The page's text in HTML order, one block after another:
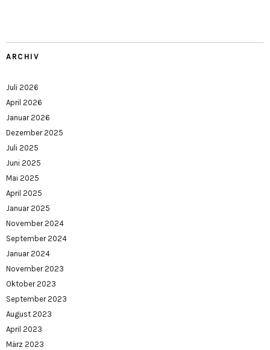
ARCHIV
Juli 2026
April 2026
Januar 2026
Dezember 2025
Juli 2025
Juni 2025
Mai 2025
April 2025
Januar 2025
November 2024
September 2024
Januar 2024
November 2023
Oktober 2023
September 2023
August 2023
April 2023
März 2023